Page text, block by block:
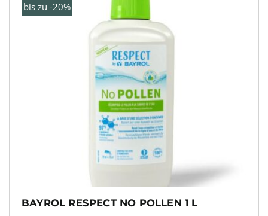
bis zu -20%
BAYROL RESPECT NO POLLEN 1 L